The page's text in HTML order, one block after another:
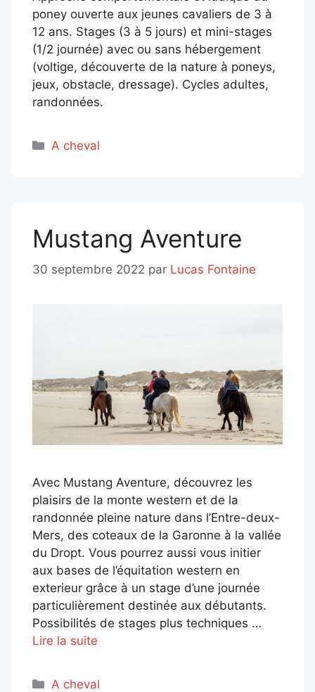
poney ouverte aux jeunes cavaliers de 3 à
12 ans. Stages (3 à 5 jours) et mini-stages
(1/2 journée) avec ou sans hébergement
(voltige, découverte de la nature à poneys,
jeux, obstacle, dressage). Cycles adultes,
randonnées.
Catégories
A cheval
Mustang Aventure
30 septembre 2022 par Lucas Fontaine
Avec Mustang Aventure, découvrez les
plaisirs de la monte western et de la
randonnée pleine nature dans l’Entre-deux-
Mers, des coteaux de la Garonne à la vallée
du Dropt. Vous pourrez aussi vous initier
aux bases de l’équitation western en
exterieur grâce à un stage d’une journée
particulièrement destinée aux débutants.
Possibilités de stages plus techniques …
Lire la suite
Catégories
A cheval